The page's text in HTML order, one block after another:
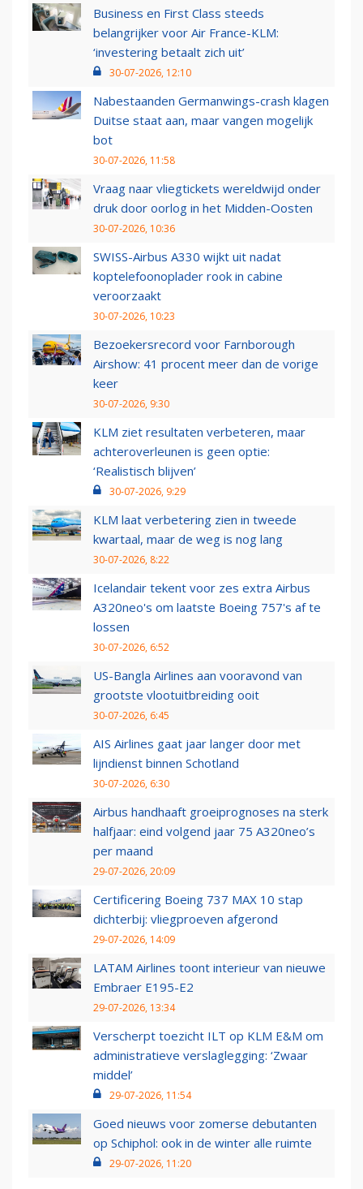
Business en First Class steeds
belangrijker voor Air France-KLM:
‘investering betaalt zich uit’
30-07-2026, 12:10
Nabestaanden Germanwings-crash klagen
Duitse staat aan, maar vangen mogelijk
bot
30-07-2026, 11:58
Vraag naar vliegtickets wereldwijd onder
druk door oorlog in het Midden-Oosten
30-07-2026, 10:36
SWISS-Airbus A330 wijkt uit nadat
koptelefoonoplader rook in cabine
veroorzaakt
30-07-2026, 10:23
Bezoekersrecord voor Farnborough
Airshow: 41 procent meer dan de vorige
keer
30-07-2026, 9:30
KLM ziet resultaten verbeteren, maar
achteroverleunen is geen optie:
‘Realistisch blijven’
30-07-2026, 9:29
KLM laat verbetering zien in tweede
kwartaal, maar de weg is nog lang
30-07-2026, 8:22
Icelandair tekent voor zes extra Airbus
A320neo's om laatste Boeing 757's af te
lossen
30-07-2026, 6:52
US-Bangla Airlines aan vooravond van
grootste vlootuitbreiding ooit
30-07-2026, 6:45
AIS Airlines gaat jaar langer door met
lijndienst binnen Schotland
30-07-2026, 6:30
Airbus handhaaft groeiprognoses na sterk
halfjaar: eind volgend jaar 75 A320neo’s
per maand
29-07-2026, 20:09
Certificering Boeing 737 MAX 10 stap
dichterbij: vliegproeven afgerond
29-07-2026, 14:09
LATAM Airlines toont interieur van nieuwe
Embraer E195-E2
29-07-2026, 13:34
Verscherpt toezicht ILT op KLM E&M om
administratieve verslaglegging: ‘Zwaar
middel’
29-07-2026, 11:54
Goed nieuws voor zomerse debutanten
op Schiphol: ook in de winter alle ruimte
29-07-2026, 11:20